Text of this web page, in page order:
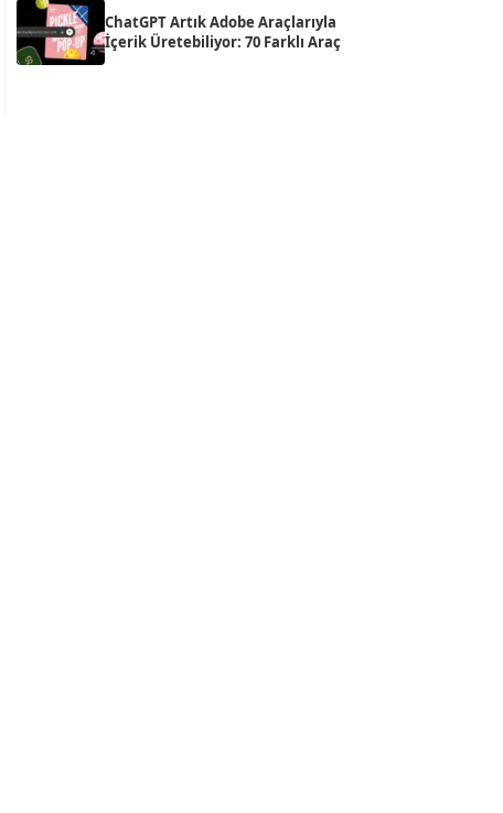
ChatGPT Artık Adobe Araçlarıyla
İçerik Üretebiliyor: 70 Farklı Araç